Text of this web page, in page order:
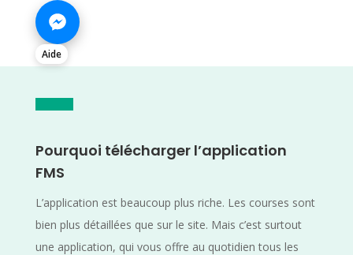
Aide
Pourquoi télécharger l’application
FMS
L’application est beaucoup plus riche. Les courses sont
bien plus détaillées que sur le site. Mais c’est surtout
une application, qui vous offre au quotidien tous les